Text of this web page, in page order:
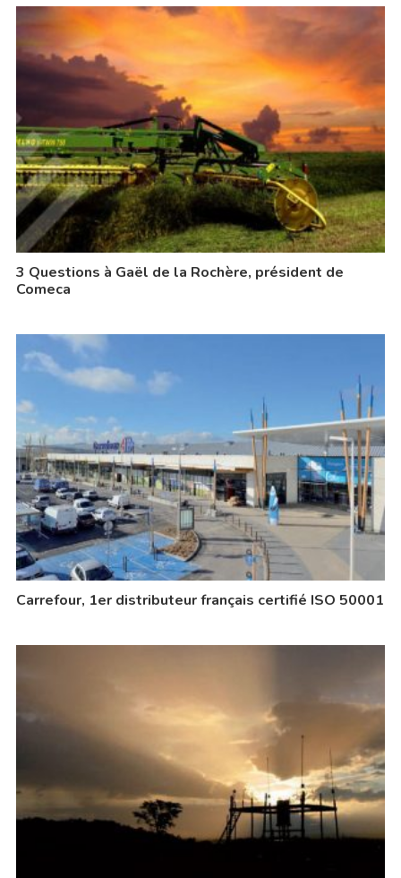
3 Questions à Gaël de la Rochère, président de
Comeca
Carrefour, 1er distributeur français certifié ISO 50001